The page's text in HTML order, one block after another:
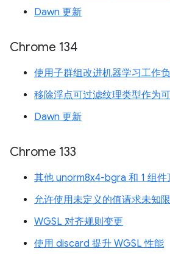
Dawn 更新
Chrome 134
使用子群组改进机器学习工作
移除浮点可过滤纹理类型作为
Dawn 更新
Chrome 133
其他 unorm8x4-bgra 和 1 组件
允许使用未定义的值请求未知
WGSL 对齐规则变更
使用 discard 提升 WGSL 性能